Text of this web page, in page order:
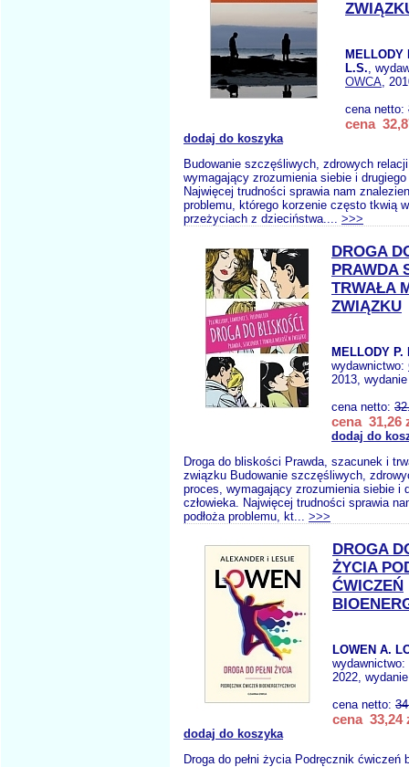
MELLODY
L.S.,
OWCA,
cena netto:
cena
dodaj do koszyka
Budowanie szczęśliwych, zdrowych
wymagający zrozumienia siebie i drugiego
Najwięcej trudności sprawia nam
problemu, którego korzenie często tkwią
przeżyciach z dzieciństwa.... >>>
DROGA
PRAWDA
TRWAŁA
ZWIĄZKU
MELLODY P.
wydawnictwo:
2013,
cena netto:
cena 31,26
dodaj do
Droga do bliskości Prawda, szacunek i
związku Budowanie szczęśliwych,
proces, wymagający zrozumienia siebie i
człowieka. Najwięcej trudności sprawia
podłoża problemu, kt... >>>
DROGA
ŻYCIA
ĆWICZEŃ
LOWEN A.
wydawnictwo:
2022,
cena netto:
cena 33,24
dodaj do koszyka
Droga do pełni życia Podręcznik ćwiczeń